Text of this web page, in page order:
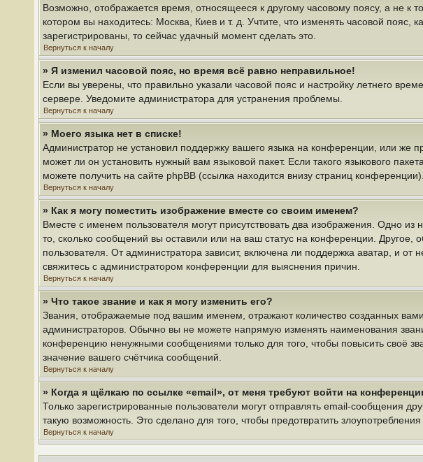
Возможно, отображается время, относящееся к другому часовому поясу, а не к
котором вы находитесь: Москва, Киев и т. д. Учтите, что изменять часовой пояс,
зарегистрированы, то сейчас удачный момент сделать это.
Вернуться к началу
» Я изменил часовой пояс, но время всё равно неправильное!
Если вы уверены, что правильно указали часовой пояс и настройку летнего
сервере. Уведомите администратора для устранения проблемы.
Вернуться к началу
» Моего языка нет в списке!
Администратор не установил поддержку вашего языка на конференции, или же
может ли он установить нужный вам языковой пакет. Если такого языкового
можете получить на сайте phpBB (ссылка находится внизу страниц конференции).
Вернуться к началу
» Как я могу поместить изображение вместе со своим именем?
Вместе с именем пользователя могут присутствовать два изображения. Одно
то, сколько сообщений вы оставили или на ваш статус на конференции. Другое,
пользователя. От администратора зависит, включена ли поддержка аватар, и от
свяжитесь с администратором конференции для выяснения причин.
Вернуться к началу
» Что такое звание и как я могу изменить его?
Звания, отображаемые под вашим именем, отражают количество созданных
администраторов. Обычно вы не можете напрямую изменять наименования
конференцию ненужными сообщениями только для того, чтобы повысить своё
значение вашего счётчика сообщений.
Вернуться к началу
» Когда я щёлкаю по ссылке «email», от меня требуют войти на
Только зарегистрированные пользователи могут отправлять email-сообщения
такую возможность. Это сделано для того, чтобы предотвратить
Вернуться к началу